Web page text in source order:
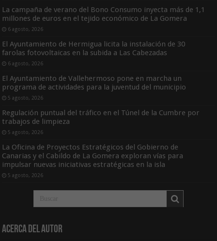
La campaña de verano del Bono Consumo inyecta más de 1,1
millones de euros en el tejido económico de La Gomera
6 agosto, 2026
El Ayuntamiento de Hermigua licita la instalación de 30
farolas fotovoltaicas en la subida a Las Cabezadas
6 agosto, 2026
El Ayuntamiento de Vallehermoso pone en marcha un
programa de actividades para la juventud del municipio
5 agosto, 2026
Regulación puntual del tráfico en el Túnel de la Cumbre por
trabajos de limpieza
5 agosto, 2026
La Oficina de Proyectos Estratégicos del Gobierno de
Canarias y el Cabildo de La Gomera exploran vías para
impulsar nuevas iniciativas estratégicas en la isla
5 agosto, 2026
Acerca del Autor